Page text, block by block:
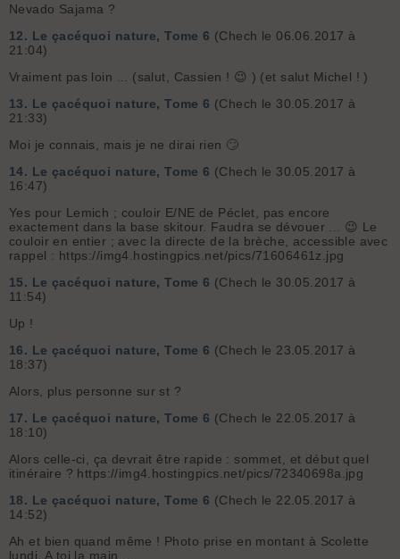
Nevado Sajama ?
12. Le çacéquoi nature, Tome 6 (Chech le 06.06.2017 à
21:04)
Vraiment pas loin ... (salut, Cassien ! 😉 ) (et salut Michel ! )
13. Le çacéquoi nature, Tome 6 (Chech le 30.05.2017 à
21:33)
Moi je connais, mais je ne dirai rien 🙄
14. Le çacéquoi nature, Tome 6 (Chech le 30.05.2017 à
16:47)
Yes pour Lemich ; couloir E/NE de Péclet, pas encore
exactement dans la base skitour. Faudra se dévouer ... 😉 Le
couloir en entier ; avec la directe de la brèche, accessible avec
rappel : https://img4.hostingpics.net/pics/71606461z.jpg
15. Le çacéquoi nature, Tome 6 (Chech le 30.05.2017 à
11:54)
Up !
16. Le çacéquoi nature, Tome 6 (Chech le 23.05.2017 à
18:37)
Alors, plus personne sur st ?
17. Le çacéquoi nature, Tome 6 (Chech le 22.05.2017 à
18:10)
Alors celle-ci, ça devrait être rapide : sommet, et début quel
itinéraire ? https://img4.hostingpics.net/pics/72340698a.jpg
18. Le çacéquoi nature, Tome 6 (Chech le 22.05.2017 à
14:52)
Ah et bien quand même ! Photo prise en montant à Scolette
lundi. A toi la main ...